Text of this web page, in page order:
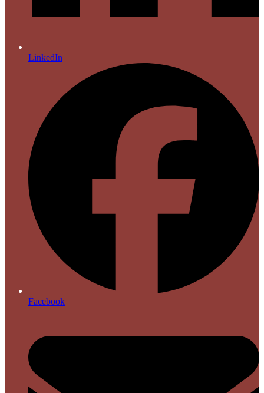
LinkedIn
Facebook